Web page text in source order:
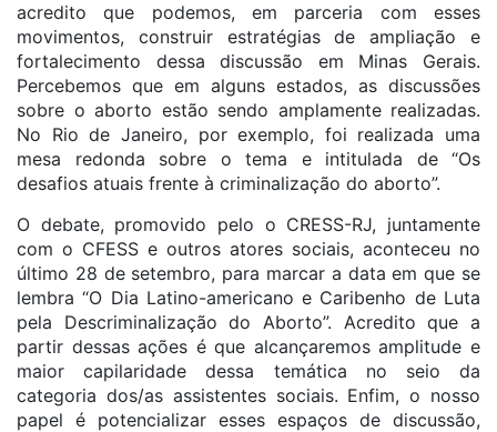
acredito que podemos, em parceria com esses
movimentos, construir estratégias de ampliação e
fortalecimento dessa discussão em Minas Gerais.
Percebemos que em alguns estados, as discussões
sobre o aborto estão sendo amplamente realizadas.
No Rio de Janeiro, por exemplo, foi realizada uma
mesa redonda sobre o tema e intitulada de “Os
desafios atuais frente à criminalização do aborto”.
O debate, promovido pelo o CRESS-RJ, juntamente
com o CFESS e outros atores sociais, aconteceu no
último 28 de setembro, para marcar a data em que se
lembra “O Dia Latino-americano e Caribenho de Luta
pela Descriminalização do Aborto”. Acredito que a
partir dessas ações é que alcançaremos amplitude e
maior capilaridade dessa temática no seio da
categoria dos/as assistentes sociais. Enfim, o nosso
papel é potencializar esses espaços de discussão,